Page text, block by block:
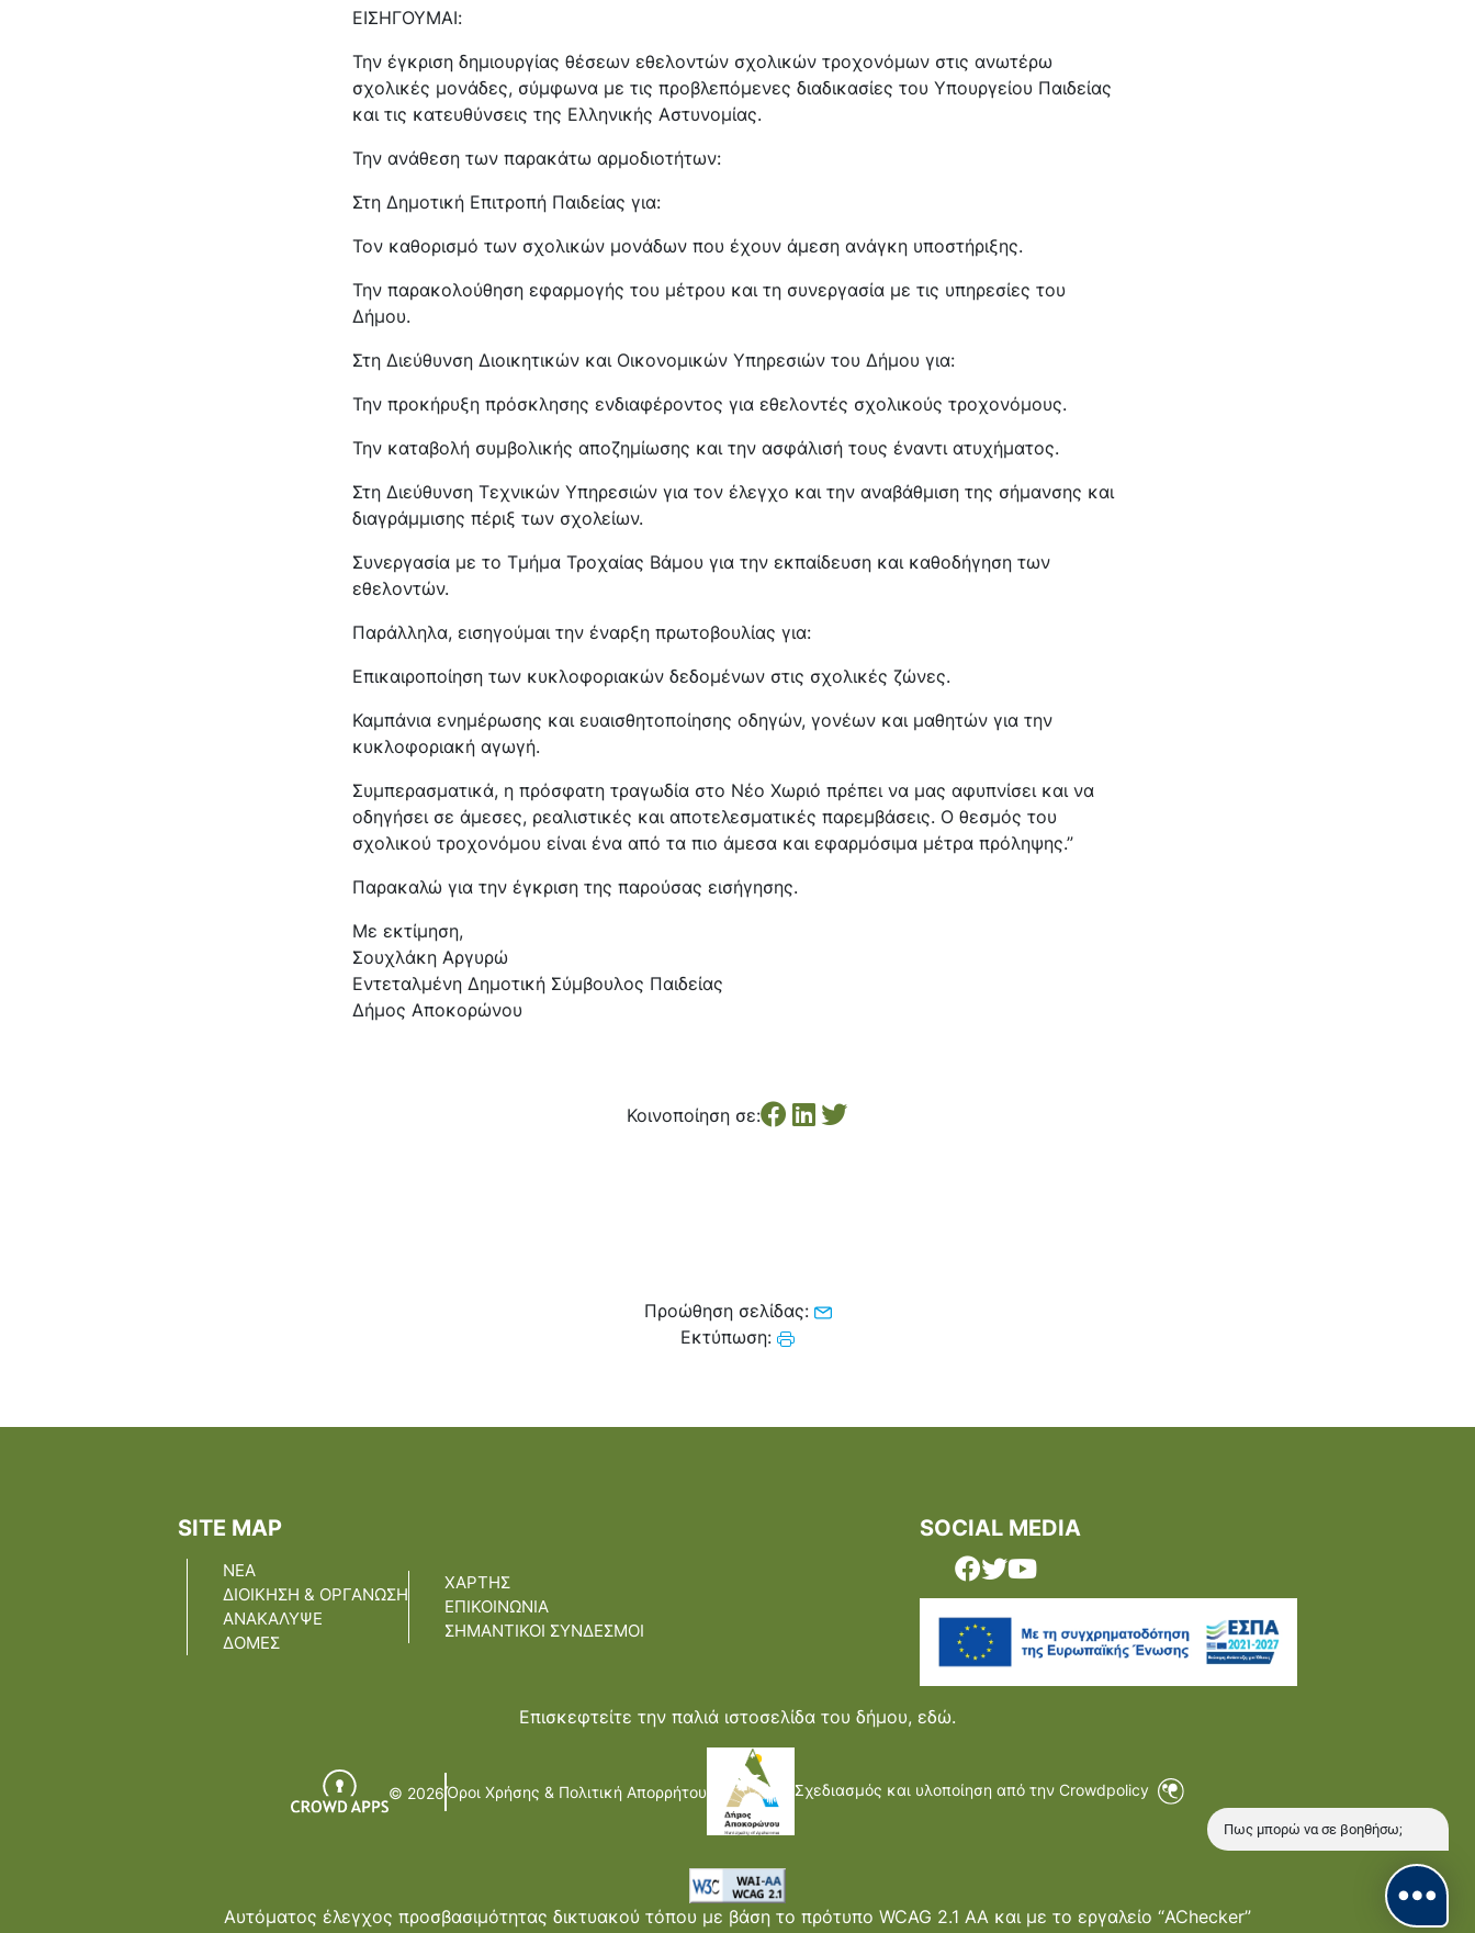
ΕΙΣΗΓΟΥΜΑΙ:
Την έγκριση δημιουργίας θέσεων εθελοντών σχολικών τροχονόμων στις ανωτέρω
σχολικές μονάδες, σύμφωνα με τις προβλεπόμενες διαδικασίες του Υπουργείου Παιδείας
και τις κατευθύνσεις της Ελληνικής Αστυνομίας.
Την ανάθεση των παρακάτω αρμοδιοτήτων:
Στη Δημοτική Επιτροπή Παιδείας για:
Τον καθορισμό των σχολικών μονάδων που έχουν άμεση ανάγκη υποστήριξης.
Την παρακολούθηση εφαρμογής του μέτρου και τη συνεργασία με τις υπηρεσίες του
Δήμου.
Στη Διεύθυνση Διοικητικών και Οικονομικών Υπηρεσιών του Δήμου για:
Την προκήρυξη πρόσκλησης ενδιαφέροντος για εθελοντές σχολικούς τροχονόμους.
Την καταβολή συμβολικής αποζημίωσης και την ασφάλισή τους έναντι ατυχήματος.
Στη Διεύθυνση Τεχνικών Υπηρεσιών για τον έλεγχο και την αναβάθμιση της σήμανσης και
διαγράμμισης πέριξ των σχολείων.
Συνεργασία με το Τμήμα Τροχαίας Βάμου για την εκπαίδευση και καθοδήγηση των
εθελοντών.
Παράλληλα, εισηγούμαι την έναρξη πρωτοβουλίας για:
Επικαιροποίηση των κυκλοφοριακών δεδομένων στις σχολικές ζώνες.
Καμπάνια ενημέρωσης και ευαισθητοποίησης οδηγών, γονέων και μαθητών για την
κυκλοφοριακή αγωγή.
Συμπερασματικά, η πρόσφατη τραγωδία στο Νέο Χωριό πρέπει να μας αφυπνίσει και να
οδηγήσει σε άμεσες, ρεαλιστικές και αποτελεσματικές παρεμβάσεις. Ο θεσμός του
σχολικού τροχονόμου είναι ένα από τα πιο άμεσα και εφαρμόσιμα μέτρα πρόληψης.”
Παρακαλώ για την έγκριση της παρούσας εισήγησης.
Με εκτίμηση,
Σουχλάκη Αργυρώ
Εντεταλμένη Δημοτική Σύμβουλος Παιδείας
Δήμος Αποκορώνου
Κοινοποίηση σε:
Προώθηση σελίδας:
Εκτύπωση:
SITE MAP
ΝΕΑ
ΔΙΟΙΚΗΣΗ & ΟΡΓΑΝΩΣΗ
ΑΝΑΚΑΛΥΨΕ
ΔΟΜΕΣ
ΧΑΡΤΗΣ
ΕΠΙΚΟΙΝΩΝΙΑ
ΣΗΜΑΝΤΙΚΟΙ ΣΥΝΔΕΣΜΟΙ
SOCIAL MEDIA
Επισκεφτείτε την παλιά ιστοσελίδα του δήμου, εδώ.
© 2026Όροι Χρήσης & Πολιτική Απορρήτου Σχεδιασμός και υλοποίηση από την Crowdpolicy
Αυτόματος έλεγχος προσβασιμότητας δικτυακού τόπου με βάση το πρότυπο WCAG 2.1 AA και με το εργαλείο “AChecker”
Πως μπορώ να σε βοηθήσω;